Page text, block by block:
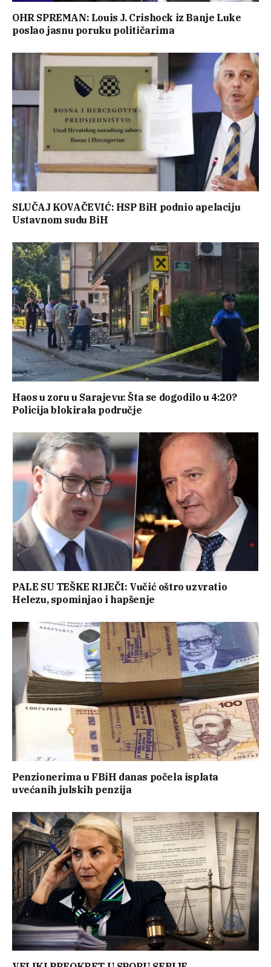
OHR SPREMAN: Louis J. Crishock iz Banje Luke
poslao jasnu poruku političarima
SLUČAJ KOVAČEVIĆ: HSP BiH podnio apelaciju
Ustavnom sudu BiH
Haos u zoru u Sarajevu: Šta se dogodilo u 4:20?
Policija blokirala područje
PALE SU TEŠKE RIJEČI: Vučić oštro uzvratio
Helezu, spominjao i hapšenje
Penzionerima u FBiH danas počela isplata
uvećanih julskih penzija